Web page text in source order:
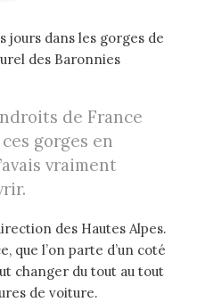
jours dans les gorges de
des Baronnies
de France
gorges en
vraiment
des Hautes Alpes.
que l’on parte d’un coté
changer du tout au tout
de voiture.